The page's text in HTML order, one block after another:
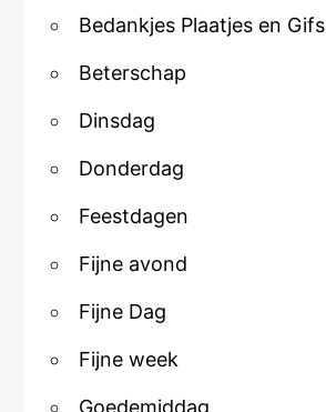
Bedankjes Plaatjes en Gifs
Beterschap
Dinsdag
Donderdag
Feestdagen
Fijne avond
Fijne Dag
Fijne week
Goedemiddag